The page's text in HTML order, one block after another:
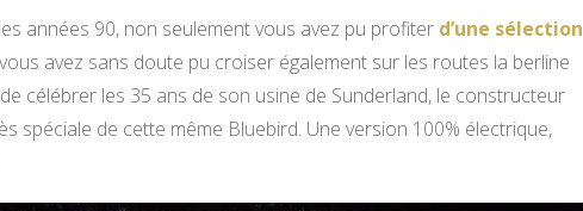
années 90, non seulement vous avez pu profiter d’une sélection
avez sans doute pu croiser également sur les routes la berline
célébrer les 35 ans de son usine de Sunderland, le constructeur
spéciale de cette même Bluebird. Une version 100% électrique,